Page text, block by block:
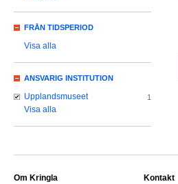
FRÅN TIDSPERIOD
Visa alla
ANSVARIG INSTITUTION
Upplandsmuseet 1
Visa alla
Om Kringla
Kontakt